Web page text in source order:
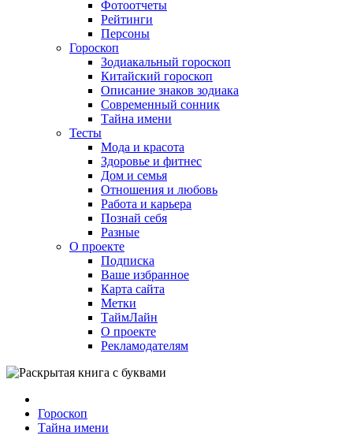
Фотоотчеты
Рейтинги
Персоны
Гороскоп
Зодиакальный гороскоп
Китайский гороскоп
Описание знаков зодиака
Современный сонник
Тайна имени
Тесты
Мода и красота
Здоровье и фитнес
Дом и семья
Отношения и любовь
Работа и карьера
Познай себя
Разные
О проекте
Подписка
Ваше избранное
Карта сайта
Метки
ТаймЛайн
О проекте
Рекламодателям
Гороскоп
Тайна имени